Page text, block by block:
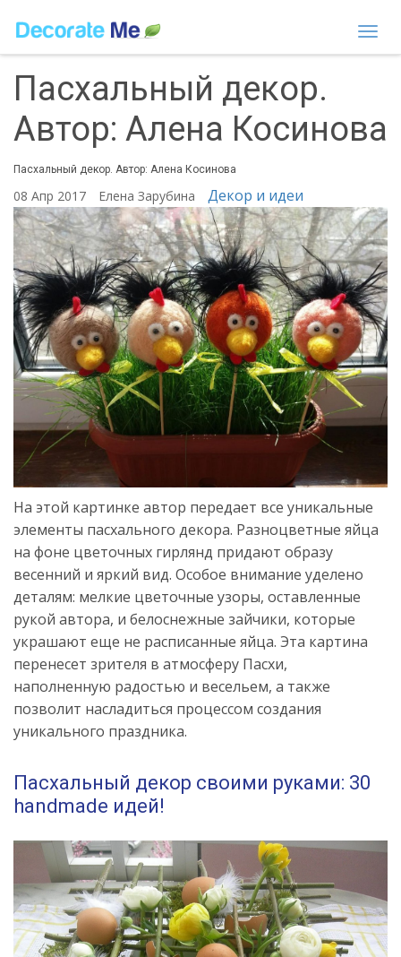
Пасхальный декор.
Автор: Алена Косинова
Пасхальный декор. Автор: Алена Косинова
08 Апр 2017 Елена Зарубина Декор и идеи
На этой картинке автор передает все уникальные
элементы пасхального декора. Разноцветные яйца
на фоне цветочных гирлянд придают образу
весенний и яркий вид. Особое внимание уделено
деталям: мелкие цветочные узоры, оставленные
рукой автора, и белоснежные зайчики, которые
украшают еще не расписанные яйца. Эта картина
перенесет зрителя в атмосферу Пасхи,
наполненную радостью и весельем, а также
позволит насладиться процессом создания
уникального праздника.
Пасхальный декор своими руками: 30
handmade идей!